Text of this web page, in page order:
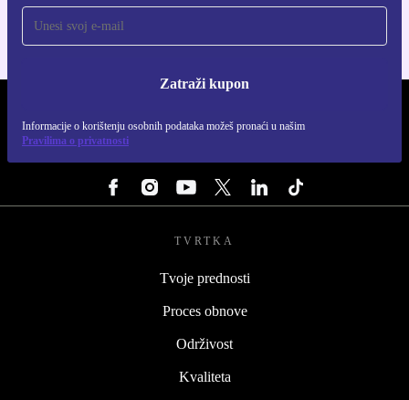
Zatraži kupon
Informacije o korištenju osobnih podataka možeš pronaći u našim
Pravilima o privatnosti
TVRTKA
Tvoje prednosti
Proces obnove
Održivost
Kvaliteta